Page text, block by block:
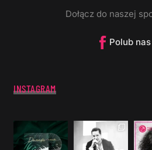
Dołącz do naszej
Polub nas
INSTAGRAM